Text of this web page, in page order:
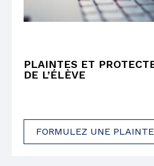
PLAINTES ET
DE L’ÉLÈVE
FORMULEZ UNE PLAINTE